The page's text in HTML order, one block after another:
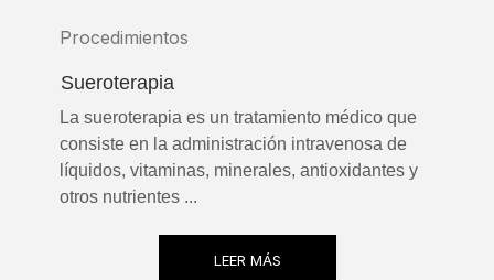
Procedimientos
Sueroterapia
La sueroterapia es un tratamiento médico que
consiste en la administración intravenosa de
líquidos, vitaminas, minerales, antioxidantes y
otros nutrientes ...
LEER MÁS